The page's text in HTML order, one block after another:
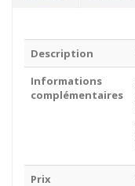
Description
Informations
complémentaires
Prix